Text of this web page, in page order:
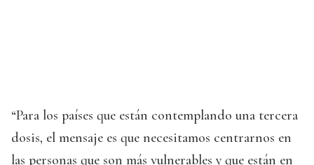
“Para los países que están contemplando una tercera
dosis, el mensaje es que necesitamos centrarnos en
las personas que son más vulnerables y que están en